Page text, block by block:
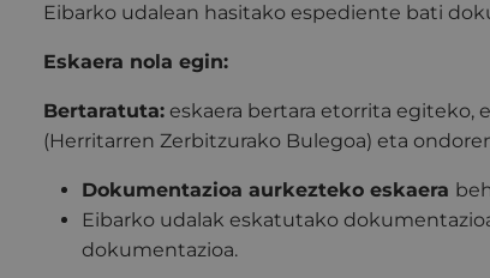
Eibarko udalean hasitako espediente bati
Eskaera nola egin:
Bertaratuta: eskaera bertara etorrita egiteko,
(Herritarren Zerbitzurako Bulegoa) eta
Dokumentazioa aurkezteko eskaera
Eibarko udalak eskatutako
dokumentazioa.